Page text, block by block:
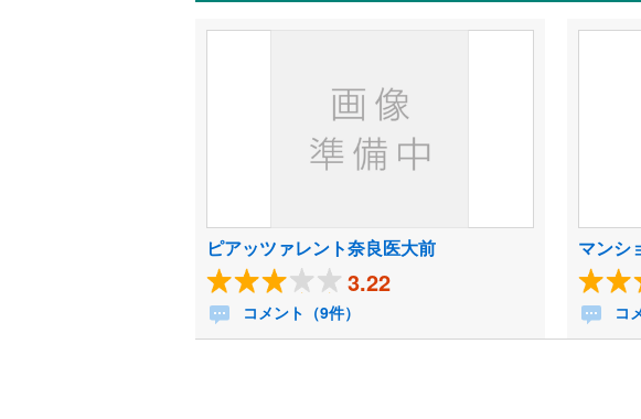
ピアッツァレント奈良医大前
3.22
コメント（9件）
マンシ
コ